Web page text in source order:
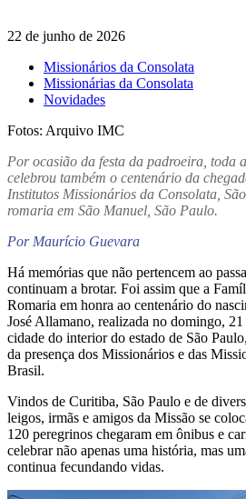
22 de junho de 2026
Missionários da Consolata
Missionárias da Consolata
Novidades
Fotos: Arquivo IMC
Por ocasião da festa da padroeira, toda
celebrou também o centenário da
Institutos Missionários da Consolata,
romaria em São Manuel, São Paulo.
Por Maurício Guevara
Há memórias que não pertencem ao
continuam a brotar. Foi assim que a
Romaria em honra ao centenário do
José Allamano, realizada no domingo,
cidade do interior do estado de São
da presença dos Missionários e das
Brasil.
Vindos de Curitiba, São Paulo e de
leigos, irmãs e amigos da Missão se
120 peregrinos chegaram em ônibus e
celebrar não apenas uma história, mas
continua fecundando vidas.